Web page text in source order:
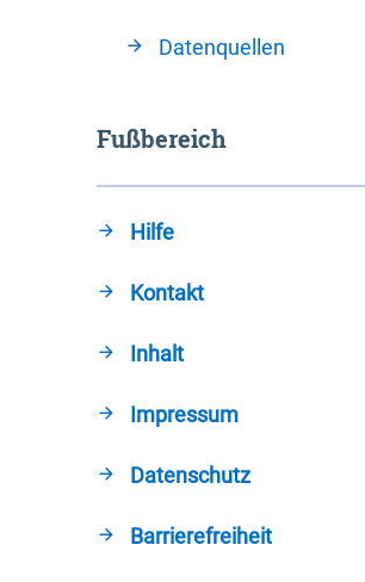
Datenquellen
Fußbereich
Hilfe
Kontakt
Inhalt
Impressum
Datenschutz
Barrierefreiheit